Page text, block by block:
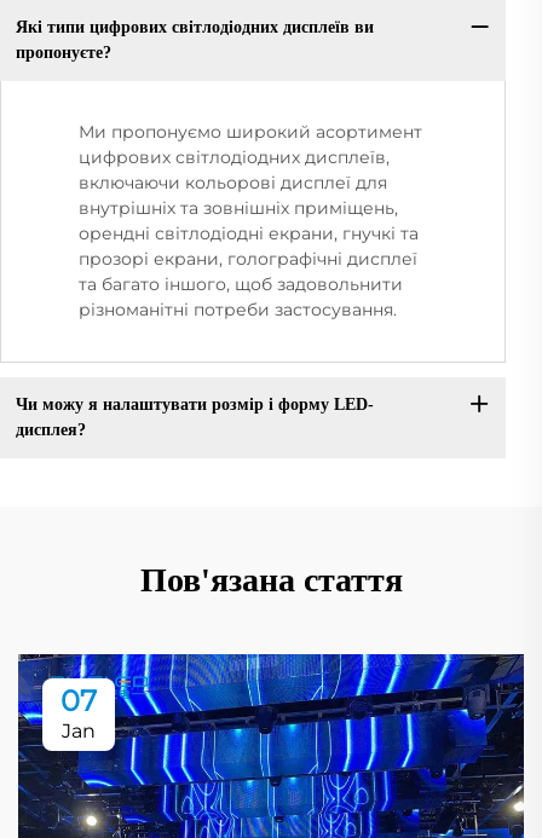
Які типи цифрових світлодіодних дисплеїв ви
пропонуєте?
Ми пропонуємо широкий асортимент
цифрових світлодіодних дисплеїв,
включаючи кольорові дисплеї для
внутрішніх та зовнішніх приміщень,
орендні світлодіодні екрани, гнучкі та
прозорі екрани, голографічні дисплеї
та багато іншого, щоб задовольнити
різноманітні потреби застосування.
Чи можу я налаштувати розмір і форму LED-
дисплея?
Пов'язана стаття
07
Jan